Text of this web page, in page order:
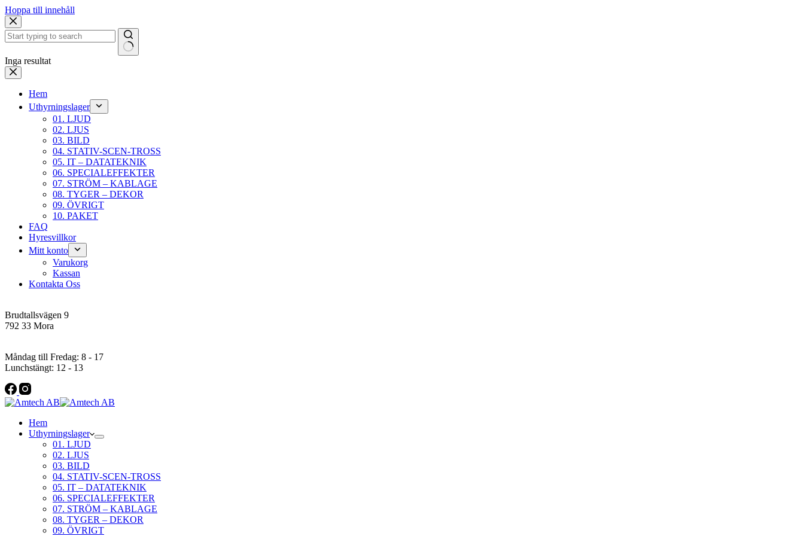
Hoppa till innehåll
Inga resultat
Hem
Uthyrningslager
01. LJUD
02. LJUS
03. BILD
04. STATIV-SCEN-TROSS
05. IT – DATATEKNIK
06. SPECIALEFFEKTER
07. STRÖM – KABLAGE
08. TYGER – DEKOR
09. ÖVRIGT
10. PAKET
FAQ
Hyresvillkor
Mitt konto
Varukorg
Kassan
Kontakta Oss
Brudtallsvägen 9
792 33 Mora
Måndag till Fredag: 8 - 17
Lunchstängt: 12 - 13
Hem
Uthyrningslager
01. LJUD
02. LJUS
03. BILD
04. STATIV-SCEN-TROSS
05. IT – DATATEKNIK
06. SPECIALEFFEKTER
07. STRÖM – KABLAGE
08. TYGER – DEKOR
09. ÖVRIGT